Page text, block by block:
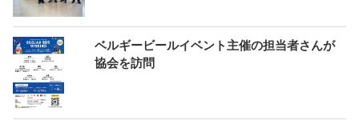
ベルギービールイベント主催の担当者さんが
協会を訪問